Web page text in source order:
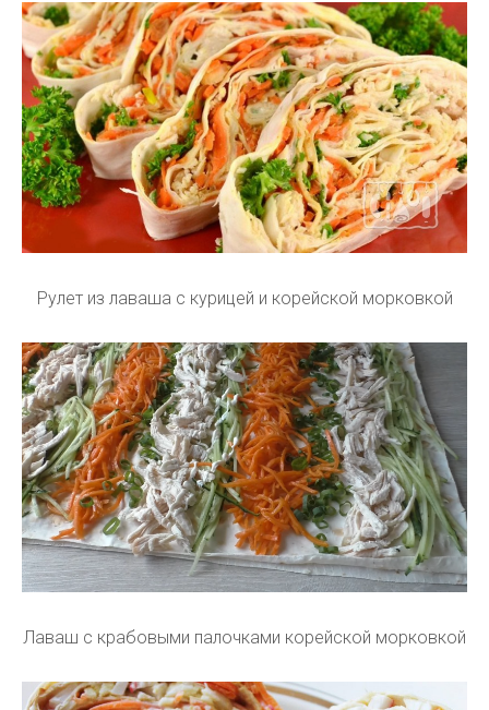
Рулет из лаваша с курицей и корейской морковкой
Лаваш с крабовыми палочками корейской морковкой